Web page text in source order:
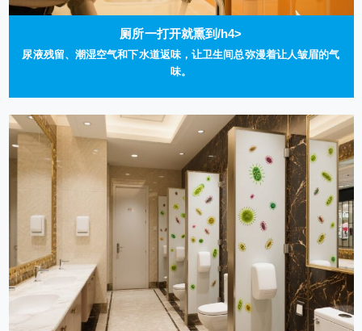
厕所一打开就熏到/h4>
尿液残留、潮湿空气和下水道返味，让卫生间总弥漫着让人皱眉的气
味。